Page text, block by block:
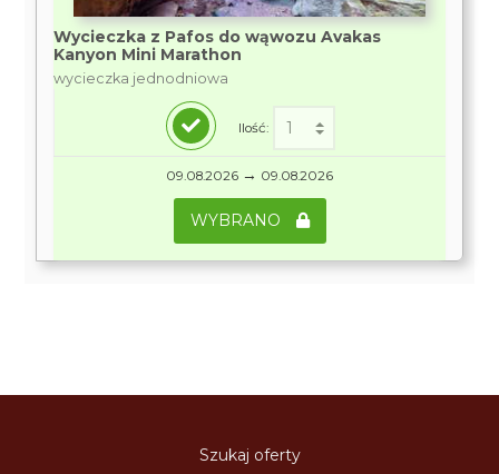
Wycieczka z Pafos do wąwozu Avakas
Kanyon Mini Marathon
wycieczka jednodniowa
Ilość:
09.08.2026 → 09.08.2026
WYBRANO
Szukaj oferty